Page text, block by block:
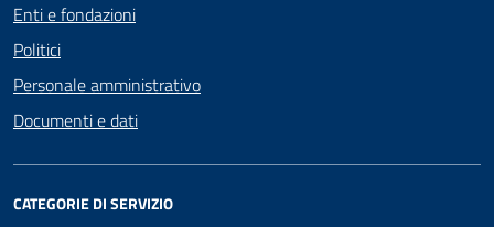
Enti e fondazioni
Politici
Personale amministrativo
Documenti e dati
CATEGORIE DI SERVIZIO